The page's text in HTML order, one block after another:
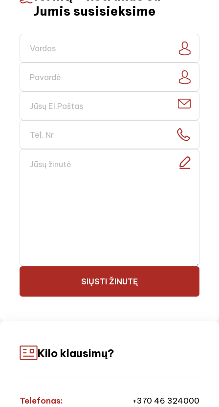
Jumis susisieksime
SIŲSTI ŽINUTĘ
Kilo klausimų?
Telefonas: +370 46 324000